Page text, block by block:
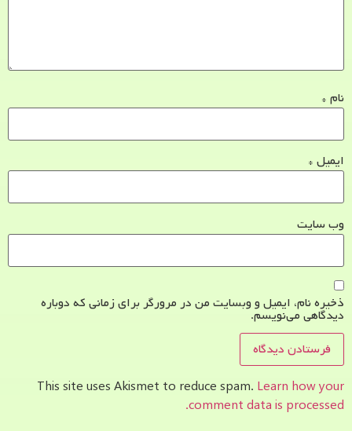
نام *
ایمیل *
وب‌ سایت
ذخیره نام، ایمیل و وبسایت من در مرورگر برای زمانی که دوباره
دیدگاهی می‌نویسم.
This site uses Akismet to reduce spam. Learn how your
comment data is processed.